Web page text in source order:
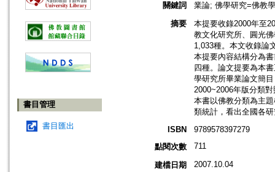
書目管理
書目匯出
關鍵詞
業論; 佛學研究=佛教
摘要
本提要收錄2000年至
教文化研究所、圓光
1,033種。本文收錄論
本提要內容結構分為
四種。論文提要為本
學研究所畢業論文簡
2000~2006年版分類
本書以佛教分類為主
類統計，看出全國各
ISBN
9789578397279
點閱次數
711
建檔日期 2007.10.04